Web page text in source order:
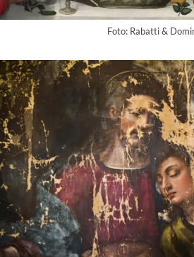
Foto: Rabatti &